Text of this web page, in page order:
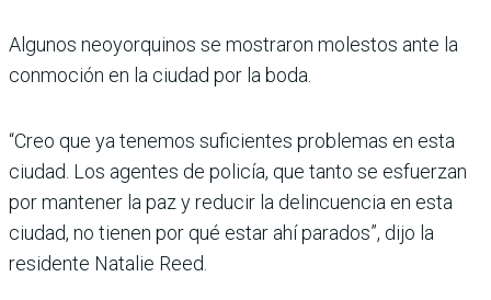
Algunos neoyorquinos se mostraron molestos ante la
conmoción en la ciudad por la boda.
“Creo que ya tenemos suficientes problemas en esta
ciudad. Los agentes de policía, que tanto se esfuerzan
por mantener la paz y reducir la delincuencia en esta
ciudad, no tienen por qué estar ahí parados”, dijo la
residente Natalie Reed.